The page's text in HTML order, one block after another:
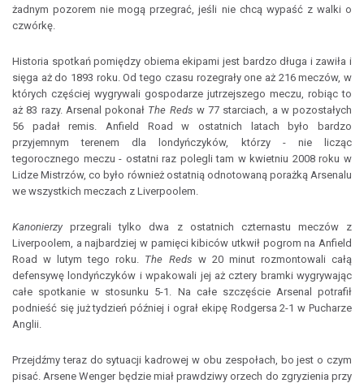
żadnym pozorem nie mogą przegrać, jeśli nie chcą wypaść z walki o
czwórkę.
Historia spotkań pomiędzy obiema ekipami jest bardzo długa i zawiła i
sięga aż do 1893 roku. Od tego czasu rozegrały one aż 216 meczów, w
których częściej wygrywali gospodarze jutrzejszego meczu, robiąc to
aż 83 razy. Arsenal pokonał The Reds w 77 starciach, a w pozostałych
56 padał remis. Anfield Road w ostatnich latach było bardzo
przyjemnym terenem dla londyńczyków, którzy - nie licząc
tegorocznego meczu - ostatni raz polegli tam w kwietniu 2008 roku w
Lidze Mistrzów, co było również ostatnią odnotowaną porażką Arsenalu
we wszystkich meczach z Liverpoolem.
Kanonierzyprzegrali tylko dwa z ostatnich czternastu meczów z
Liverpoolem, a najbardziej w pamięci kibiców utkwił pogrom na Anfield
Road w lutym tego roku. The Reds w 20 minut rozmontowali całą
defensywę londyńczyków i wpakowali jej aż cztery bramki wygrywając
całe spotkanie w stosunku 5-1. Na całe szczęście Arsenal potrafił
podnieść się już tydzień później i ograł ekipę Rodgersa 2-1 w Pucharze
Anglii.
Przejdźmy teraz do sytuacji kadrowej w obu zespołach, bo jest o czym
pisać. Arsene Wenger będzie miał prawdziwy orzech do zgryzienia przy